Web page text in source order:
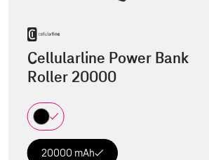
Cellularline Power Bank
Roller 20000
20000 mAh